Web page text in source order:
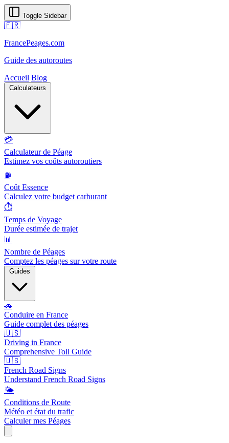
Toggle Sidebar
🇫🇷
FrancePeages.com
Guide des autoroutes
Accueil Blog
Calculateurs
💳
Calculateur de Péage
Estimez vos coûts autoroutiers
⛽
Coût Essence
Calculez votre budget carburant
⏱️
Temps de Voyage
Durée estimée de trajet
📊
Nombre de Péages
Comptez les péages sur votre route
Guides
🚗
Conduire en France
Guide complet des péages
🇺🇸
Driving in France
Comprehensive Toll Guide
🇺🇸
French Road Signs
Understand French Road Signs
🌤️
Conditions de Route
Météo et état du trafic
Calculer mes Péages